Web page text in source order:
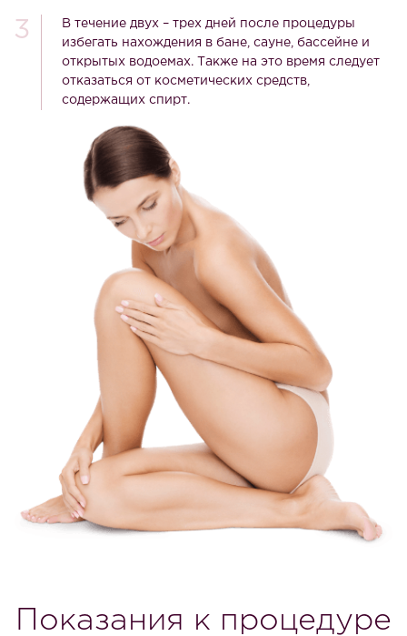
В течение двух – трех дней после процедуры
избегать нахождения в бане, сауне, бассейне и
открытых водоемах. Также на это время следует
отказаться от косметических средств,
содержащих спирт.
Показания к процедуре